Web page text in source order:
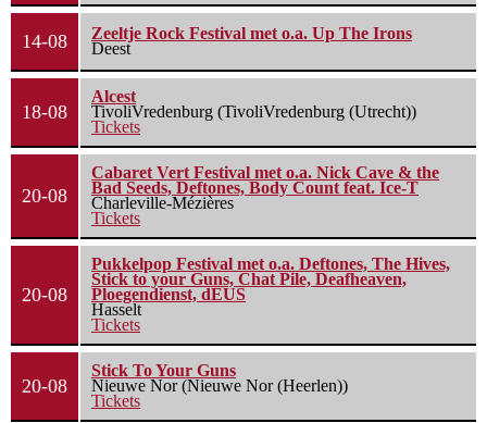
14-08
Zeeltje Rock Festival met o.a. Up The Irons
Deest
18-08
Alcest
TivoliVredenburg (TivoliVredenburg (Utrecht))
Tickets
20-08
Cabaret Vert Festival met o.a. Nick Cave & the
Bad Seeds, Deftones, Body Count feat. Ice-T
Charleville-Mézières
Tickets
20-08
Pukkelpop Festival met o.a. Deftones, The Hives,
Stick to your Guns, Chat Pile, Deafheaven,
Ploegendienst, dEUS
Hasselt
Tickets
20-08
Stick To Your Guns
Nieuwe Nor (Nieuwe Nor (Heerlen))
Tickets